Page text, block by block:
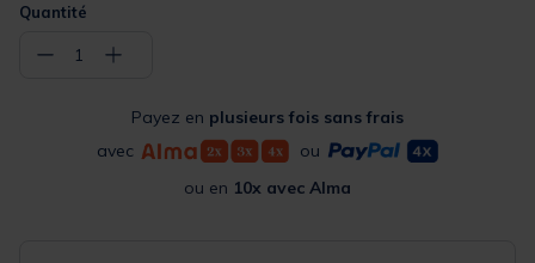
Quantité
− 1 +
Payez en plusieurs fois sans frais
avec
ou
ou en 10x avec Alma